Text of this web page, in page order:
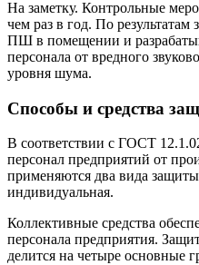
На заметку. Контрольные
чем раз в год. По результатам
ПШ в помещении и
персонала от вредного
уровня шума.
Способы и средства
В соответствии с ГОСТ
персонал предприятий от
применяются два вида
индивидуальная.
Коллективные средства
персонала предприятия.
делится на четыре основные